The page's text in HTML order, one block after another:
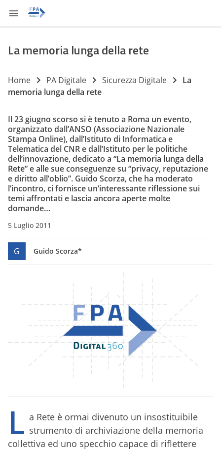
La memoria lunga della rete
Home PA Digitale Sicurezza Digitale
La
memoria lunga della rete
Il 23 giugno scorso si è tenuto a Roma un evento,
organizzato dall’ANSO (Associazione Nazionale
Stampa Online), dall’Istituto di Informatica e
Telematica del CNR e dall’Istituto per le politiche
dell’innovazione, dedicato a “La memoria lunga della
Rete”e alle sue conseguenze su “privacy, reputazione
e diritto all’oblio”. Guido Scorza, che ha moderato
l’incontro, ci fornisce un’interessante riflessione sui
temi affrontati e lascia ancora aperte molte
domande…
5 Luglio 2011
G Guido Scorza*
L a Rete è ormai divenuto un insostituibile
strumento di archiviazione della memoria
collettiva ed uno specchio capace di riflettere